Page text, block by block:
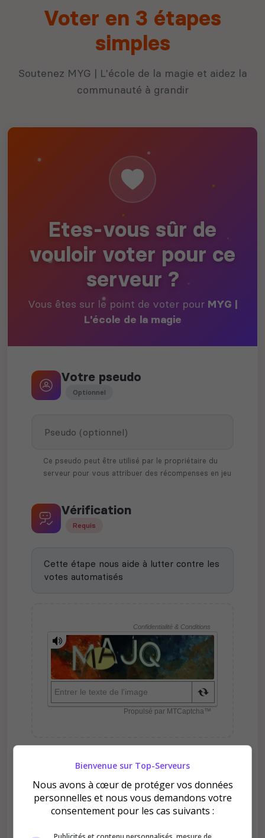
Voter en 3 étapes
simples
Soutenez MYG | L'école de la magie et aidez la
communauté à grandir
Etes-vous sûr de
vouloir voter pour ce
serveur ?
Vous êtes sur le point de voter pour MYG |
L'école de la magie
Votre pseudo
Optionnel
Ce pseudo peut être utilisé par le propriétaire du
serveur pour vous attribuer des récompenses en jeu
Vérification
Requis
Cette étape nous aide à lutter contre les
votes automatisés
Pourquoi voter pour MYG |
L'école de la magie ?
Bienvenue sur Top-Serveurs
Nous avons à cœur de protéger vos données
personnelles et nous vous demandons votre
consentement pour les cas suivants :